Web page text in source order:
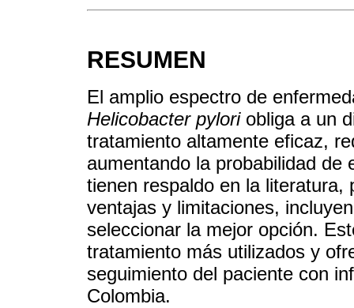
RESUMEN
El amplio espectro de
Helicobacter pyloriobliga a un
tratamiento altamente eficaz,
aumentando la probabilidad de
tienen respaldo en la
ventajas y limitaciones,
seleccionar la mejor opción.
tratamiento más utilizados y
seguimiento del paciente con
Colombia.